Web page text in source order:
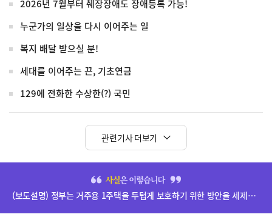
2026년 7월부터 췌장장애도 장애등록 가능!
누군가의 일상을 다시 이어주는 일
복지 배달 받으실 분!
세대를 이어주는 끈, 기초연금
129에 전화한 수상한(?) 국민
관련기사 더보기
배
(보도설명) 정부는 거주용 1주택을 두텁게 보호하기 위한 방안을 세제개편안에 담았습니다.